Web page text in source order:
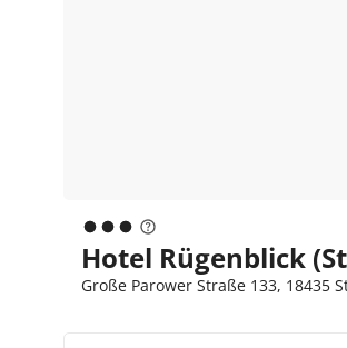
Hotel Rügenblick
Große Parower Straße 133, 18435